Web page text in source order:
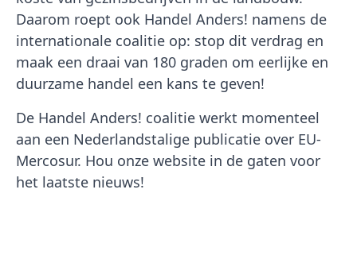
Daarom roept ook Handel Anders! namens de
internationale coalitie op: stop dit verdrag en
maak een draai van 180 graden om eerlijke en
duurzame handel een kans te geven!
De Handel Anders! coalitie werkt momenteel
aan een Nederlandstalige publicatie over EU-
Mercosur. Hou onze website in de gaten voor
het laatste nieuws!